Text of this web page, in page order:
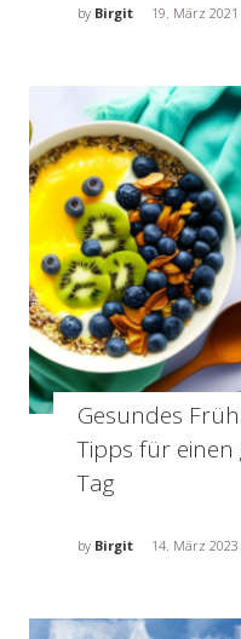
by Birgit 19. März 2021
Gesundes
Tipps für
Tag
by Birgit 14. März 2023